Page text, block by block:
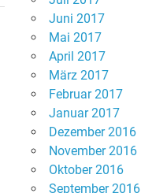
Juni 2017
Mai 2017
April 2017
März 2017
Februar 2017
Januar 2017
Dezember 2016
November 2016
Oktober 2016
September 2016